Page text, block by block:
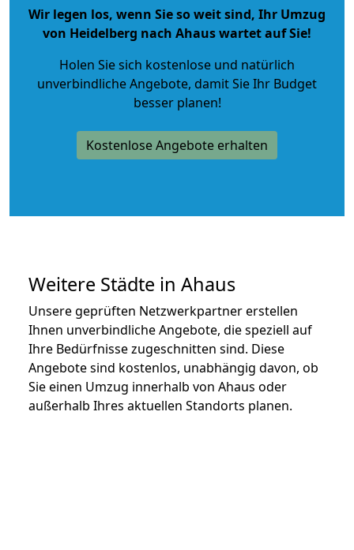
Wir legen los, wenn Sie so weit sind, Ihr Umzug
von Heidelberg nach Ahaus wartet auf Sie!
Holen Sie sich kostenlose und natürlich
unverbindliche Angebote, damit Sie Ihr Budget
besser planen!
Kostenlose Angebote erhalten
Weitere Städte in Ahaus
Unsere geprüften Netzwerkpartner erstellen
Ihnen unverbindliche Angebote, die speziell auf
Ihre Bedürfnisse zugeschnitten sind. Diese
Angebote sind kostenlos, unabhängig davon, ob
Sie einen Umzug innerhalb von Ahaus oder
außerhalb Ihres aktuellen Standorts planen.